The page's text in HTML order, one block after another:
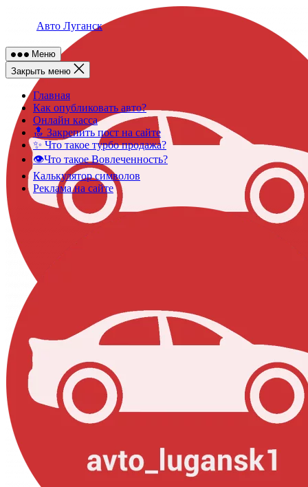
Авто Луганск
Меню
Закрыть меню
Главная
Как опубликовать авто?
Онлайн касса
🔝 Закрепить пост на сайте
✨ Что такое турбо продажа?
👁️Что такое Вовлеченность?
Калькулятор символов
Реклама на сайте